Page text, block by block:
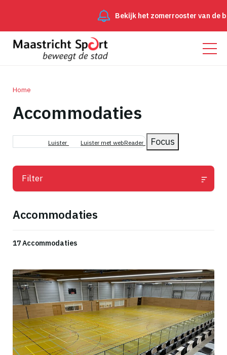
Bekijk het zomerrooster van de
Kruimelpad
Home
Accommodaties
Luister Luister met webReader Focus
Filter
Accommodaties
17 Accommodaties